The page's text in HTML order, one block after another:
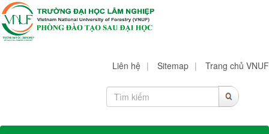
Liên hệ | Sitemap | Trang chủ VNUF